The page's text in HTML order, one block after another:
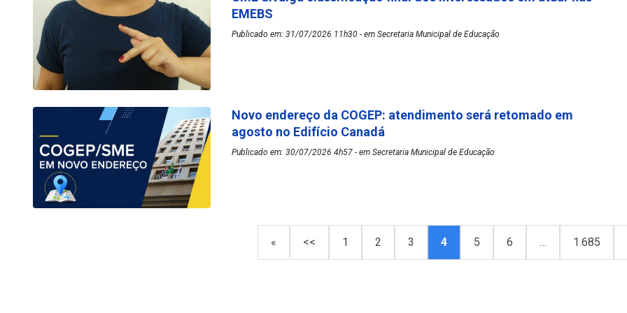
EMEBS
Publicado em: 31/07/2026 11h30 - em Secretaria Municipal de Educação
Novo endereço da COGEP: atendimento será retomado em
agosto no Edifício Canadá
Publicado em: 30/07/2026 4h57 - em Secretaria Municipal de Educação
« << 1 2 3 4 5 6 … 1.685